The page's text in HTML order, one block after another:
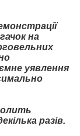
на
уявлення
разів.